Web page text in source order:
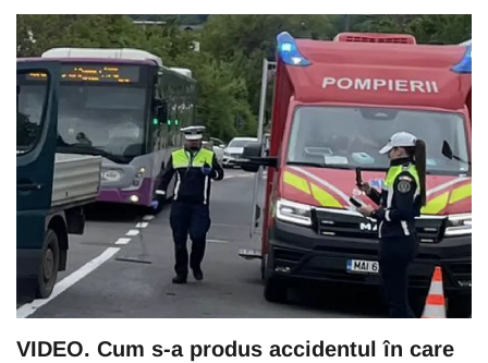
VIDEO. Cum s-a produs accidentul în care